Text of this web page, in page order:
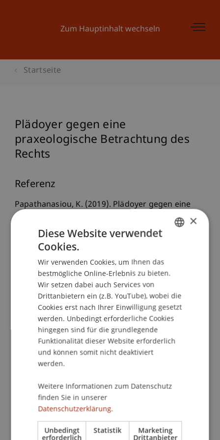
Zum Hauptinhalt wechseln
Startseite
Plädoyer gegen eine
praxeologische Betrachtung des
Rechts
Referenz
Papathanasiou, K. (2019). Plädoyer gegen eine
praxeologische Betrachtung des Rechts.
Rechtsphilosophie : Zeitschrift für Grundlagen
des Rechts
, 5(1), 21-34.
Publikationsart
Beitrag in wissenschaftlicher Fachzeitschrift
Mitarbeitende
Prof. Dr. Konstantina
Beteiligte Einrichtungen
Institut für Wirtschaftsrecht
Lehrstuhl für Wirtschaftsstrafrecht, Compliance
×
Diese Website verwendet
Cookies.
Wir verwenden Cookies, um Ihnen das
bestmögliche Online-Erlebnis zu bieten.
Wir setzen dabei auch Services von
Drittanbietern ein (z.B. YouTube), wobei die
Cookies erst nach Ihrer Einwilligung gesetzt
werden. Unbedingt erforderliche Cookies
hingegen sind für die grundlegende
Funktionalität dieser Website erforderlich
und können somit nicht deaktiviert
werden.
Weitere Informationen zum Datenschutz
finden Sie in unserer
Datenschutzerklärung.
Unbedingt
erforderlich
Statistik Marketing
Drittanbieter